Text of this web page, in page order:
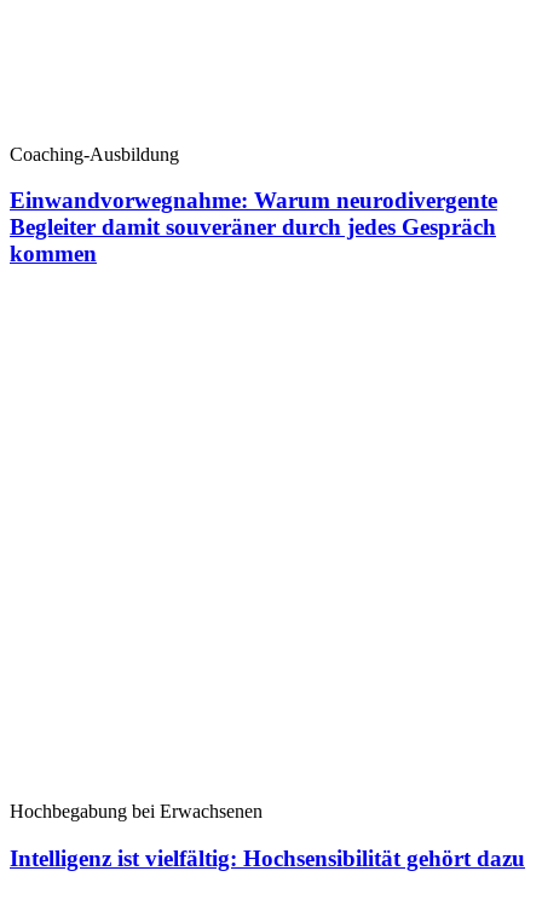
Coaching-Ausbildung
Einwandvorwegnahme: Warum neurodivergente
Begleiter damit souveräner durch jedes Gespräch
kommen
Hochbegabung bei Erwachsenen
Intelligenz ist vielfältig: Hochsensibilität gehört dazu